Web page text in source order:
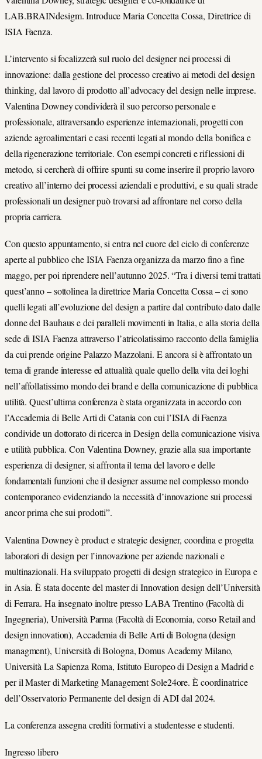
LAB.BRAINdesigm. Introduce Maria Concetta Cossa, Direttrice di
ISIA Faenza.
L’intervento si focalizzerà sul ruolo del designer nei processi di
innovazione: dalla gestione del processo creativo ai metodi del design
thinking, dal lavoro di prodotto all’advocacy del design nelle imprese.
Valentina Downey condividerà il suo percorso personale e
professionale, attraversando esperienze internazionali, progetti con
aziende agroalimentari e casi recenti legati al mondo della bonifica e
della rigenerazione territoriale. Con esempi concreti e riflessioni di
metodo, si cercherà di offrire spunti su come inserire il proprio lavoro
creativo all’interno dei processi aziendali e produttivi, e su quali strade
professionali un designer può trovarsi ad affrontare nel corso della
propria carriera.
Con questo appuntamento, si entra nel cuore del ciclo di conferenze
aperte al pubblico che ISIA Faenza organizza da marzo fino a fine
maggo, per poi riprendere nell’autunno 2025. “Tra i diversi temi trattati
quest’anno – sottolinea la direttrice Maria Concetta Cossa – ci sono
quelli legati all’evoluzione del design a partire dal contributo dato dalle
donne del Bauhaus e dei paralleli movimenti in Italia, e alla storia della
sede di ISIA Faenza attraverso l’atricolatissimo racconto della famiglia
da cui prende origine Palazzo Mazzolani. E ancora si è affrontato un
tema di grande interesse ed attualità quale quello della vita dei loghi
nell’affollatissimo mondo dei brand e della comunicazione di pubblica
utilità. Quest’ultima conferenza è stata organizzata in accordo con
l’Accademia di Belle Arti di Catania con cui l’ISIA di Faenza
condivide un dottorato di ricerca in Design della comunicazione visiva
e utilità pubblica. Con Valentina Downey, grazie alla sua importante
esperienza di designer, si affronta il tema del lavoro e delle
fondamentali funzioni che il designer assume nel complesso mondo
contemporaneo evidenziando la necessità d’innovazione sui processi
ancor prima che sui prodotti”.
Valentina Downey è product e strategic designer, coordina e progetta
laboratori di design per l’innovazione per aziende nazionali e
multinazionali. Ha sviluppato progetti di design strategico in Europa e
in Asia. È stata docente del master di Innovation design dell’Università
di Ferrara. Ha insegnato inoltre presso LABA Trentino (Facoltà di
Ingegneria), Università Parma (Facoltà di Economia, corso Retail and
design innovation), Accademia di Belle Arti di Bologna (design
managment), Università di Bologna, Domus Academy Milano,
Università La Sapienza Roma, Istituto Europeo di Design a Madrid e
per il Master di Marketing Management Sole24ore. È coordinatrice
dell’Osservatorio Permanente del design di ADI dal 2024.
La conferenza assegna crediti formativi a studentesse e studenti.
Ingresso libero